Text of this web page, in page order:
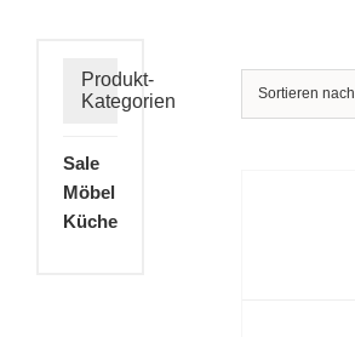
Sortieren nach
Produkt-
Kategorien
Sale
Möbel
Küche